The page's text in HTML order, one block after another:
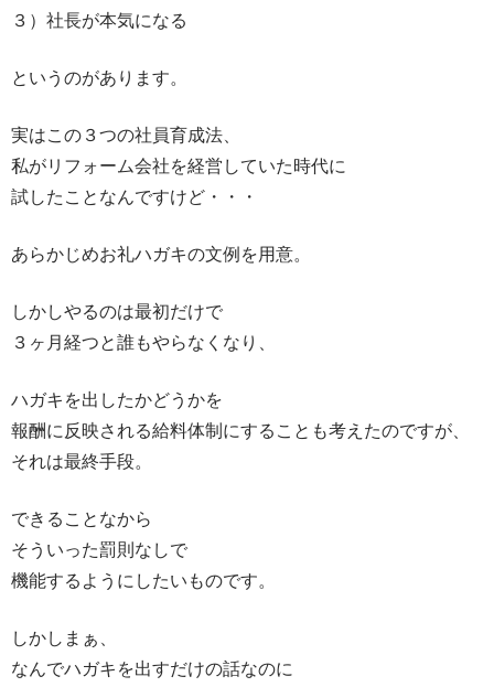
３）社長が本気になる
というのがあります。
実はこの３つの社員育成法、
私がリフォーム会社を経営していた時代に
試したことなんですけど・・・
あらかじめお礼ハガキの文例を用意。
しかしやるのは最初だけで
３ヶ月経つと誰もやらなくなり、
ハガキを出したかどうかを
報酬に反映される給料体制にすることも考えたのですが、
それは最終手段。
できることなから
そういった罰則なしで
機能するようにしたいものです。
しかしまぁ、
なんでハガキを出すだけの話なのに